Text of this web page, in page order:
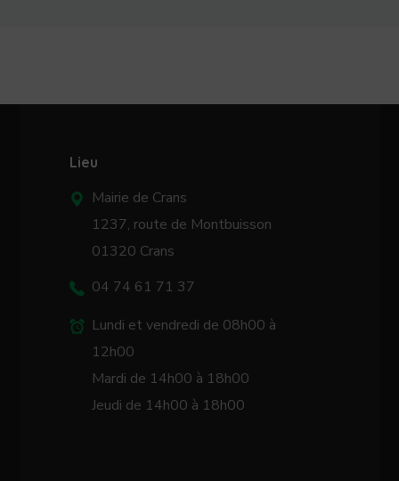
Lieu
Mairie de Crans
1237, route de Montbuisson
01320 Crans
04 74 61 71 37
Lundi et vendredi de 08h00 à
12h00
Mardi de 14h00 à 18h00
Jeudi de 14h00 à 18h00